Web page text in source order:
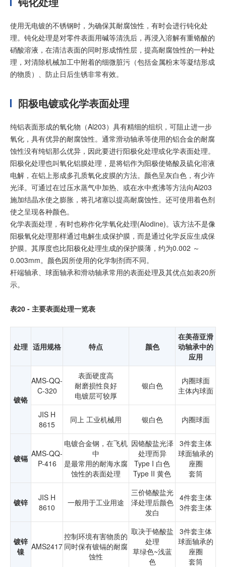
使用无电镀的不锈钢时，为确保其耐腐蚀性，有时会进行钝化处
理。钝化处理是对零件表面用碱等清洗后，再浸入溶解有重铬酸的
硝酸溶液，在清洁表面的同时形成惰性层，提高耐腐蚀性的一种处
理，对清除机械加工中附着的细微脏污（包括金属粉末等凝结形成
的物质）、防止日后生锈非常有效。
阳极电镀或化学表面处理
纯铝表面形成的氧化物（Al203）具有精细的组织，可阻止进一步
氧化，具有优异的耐腐蚀性。通常滑动轴承等使用的铝合金的耐腐
蚀性没有纯铝那么优异，因此要进行阳极化处理或化学表面处理。
阳极化处理也叫氧化铝膜处理，是将铝作为阳极使铬酸及硫化溶液
电解，在铝上形成多孔质氧化皮膜的方法。颜色呈灰白色，有少许
光泽。可通过在过压水蒸气中加热、或在水中煮沸等方法向Al203
施加结晶水使之膨胀，将孔堵塞以提高耐腐蚀性。还可使用着色剂
使之呈现各种颜色。
化学表面处理，有时也称作化学氧化处理(Alodine)。该方法不是像
阳极氧化处理那样通过电解生成保护膜，而是通过化学反应生成保
护膜。其厚度也比阳极化处理生成的保护膜薄，约为0.002 ～
0.003mm。颜色因所使用的化学制剂而不同。
杆端轴承、球面轴承和滑动轴承常用的表面处理及其优点如表20所
示。
表20 - 主要表面处理一览表
处理 适用规格 特点 颜色
在美蓓亚滑
动轴承中的
应用
镀铬
AMS-QQ-
C-320
表面硬度高
耐磨损性良好
电镀层可较厚
银白色
内圈球面
主体内球面
JIS H
8615
同上 工业机械用 银白色 内圈球面
镀镉 AMS-QQ-
P-416
电镀合金钢，在飞机
中
是最常用的耐海水腐
蚀性的表面处理
因铬酸盐光泽
处理而异
Type I 白色
Type II 黄色
3件套主体
球面轴承的
座圈
套筒
镀锌
JIS H
8610
一般用于工业用途
三价铬酸盐光
泽处理后颜色
发白
4件套主体
3件套主体
镀锌
镍
AMS2417
控制环境有害物质的
同时保有镀镉的耐腐
蚀性
取决于铬酸盐
处理
草绿色~浅蓝
色
3件套主体
球面轴承的
座圈
套筒